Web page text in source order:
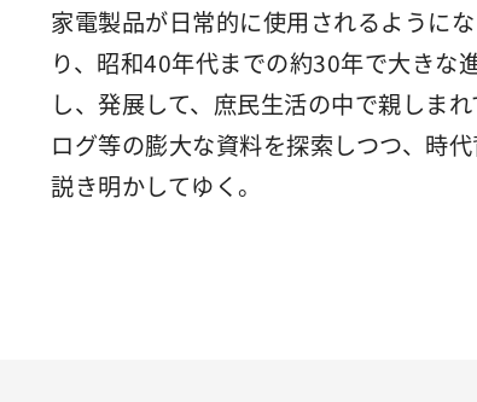
家電製品が日常的に使用されるように
り、昭和40年代までの約30年で大きな
し、発展して、庶民生活の中で親しま
ログ等の膨大な資料を探索しつつ、時
説き明かしてゆく。